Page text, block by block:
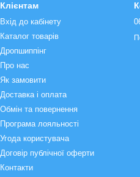
Клієнтам
Вхід до кабінету
Каталог товарів
Дропшиппінг
Про нас
Як замовити
Доставка і оплата
Обмін та повернення
Програма лояльності
Угода користувача
Договір публічної оферти
Контакти